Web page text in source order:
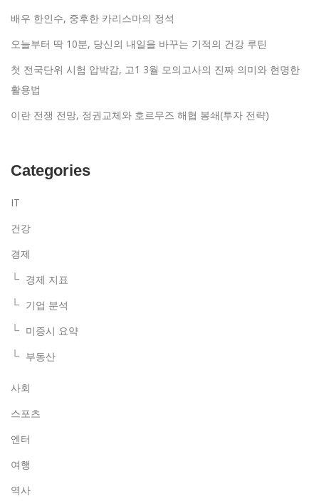
배우 한인수, 중후한 카리스마의 정석
오늘부터 딱 10분, 당신의 내일을 바꾸는 기적의 건강 루틴
첫 전국단위 시험 압박감, 고1 3월 모의고사의 진짜 의미와 현명한
활용법
이란 전쟁 전망, 정권교체와 호르무즈 해협 봉쇄(투자 전략)
Categories
IT
건강
경제
경제 지표
기업 분석
미증시 요약
부동산
사회
스포츠
엔터
여행
역사